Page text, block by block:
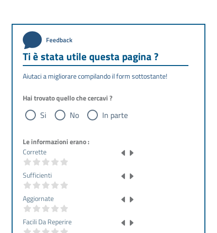
Feedback
Ti è stata utile questa pagina ?
Aiutaci a migliorare compilando il form sottostante!
Hai trovato quello che cercavi ?
Si No In parte
Le informazioni erano :
Corrette
Sufficienti
Aggiornate
Facili Da Reperire